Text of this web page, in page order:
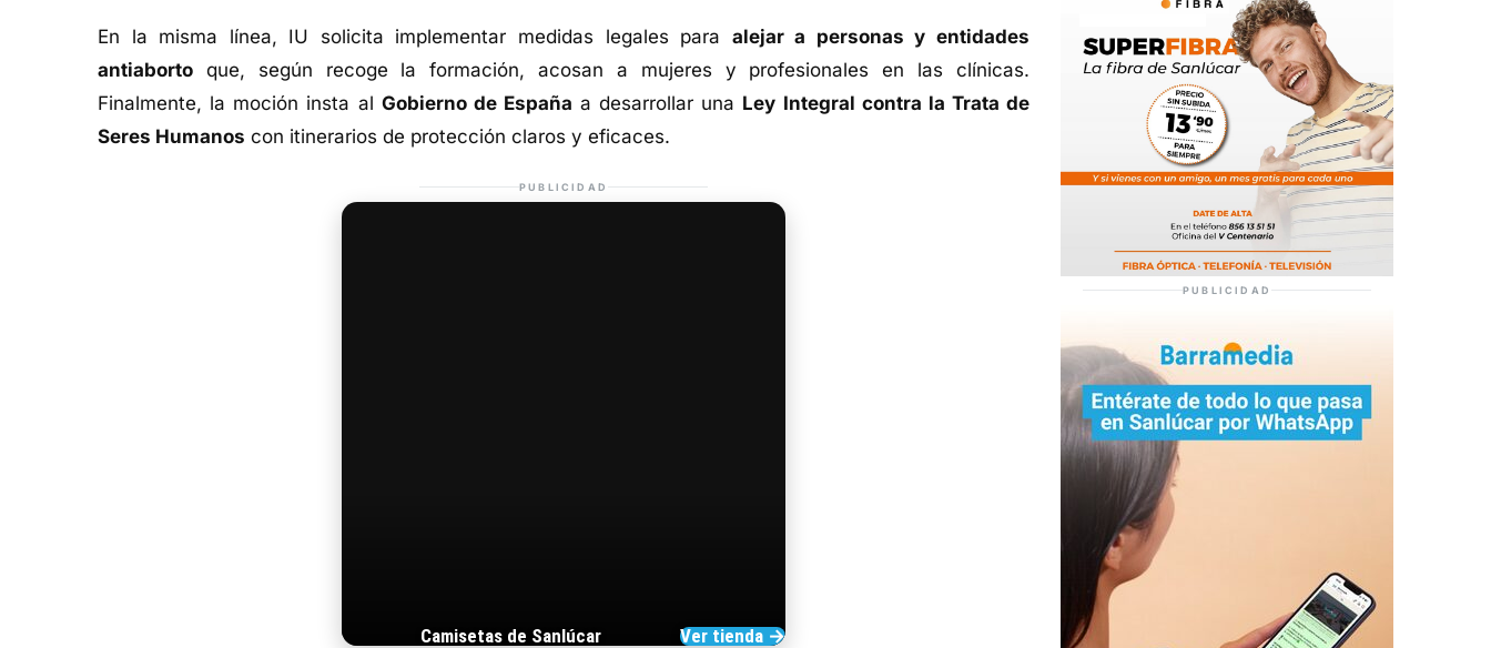
En la misma línea, IU solicita implementar medidas legales para alejar a personas y entidades
antiaborto que, según recoge la formación, acosan a mujeres y profesionales en las clínicas.
Finalmente, la moción insta al Gobierno de España a desarrollar una Ley Integral contra la Trata de
Seres Humanos con itinerarios de protección claros y eficaces.
PUBLICIDAD
Camisetas de Sanlúcar Ver tienda →
PUBLICIDAD